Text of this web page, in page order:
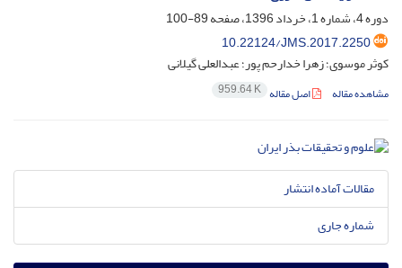
دوره 4، شماره 1، خرداد 1396، صفحه
89-100
10.22124/JMS.2017.2250
کوثر موسوی؛ زهرا خدارحم‏ پور؛ عبدالعلی گیلانی
مشاهده مقاله اصل مقاله 959.64 K
مقالات آماده انتشار
شماره جاری